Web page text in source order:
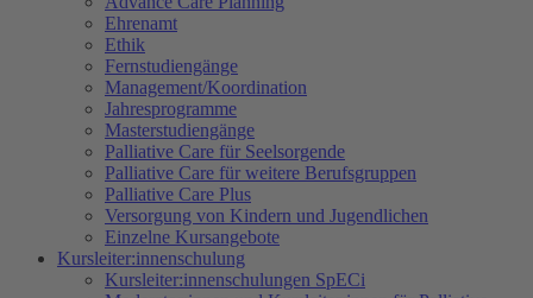
Ehrenamt
Ethik
Fernstudiengänge
Management/Koordination
Jahresprogramme
Masterstudiengänge
Palliative Care für Seelsorgende
Palliative Care für weitere Berufsgruppen
Palliative Care Plus
Versorgung von Kindern und Jugendlichen
Einzelne Kursangebote
Kursleiter:innenschulung
Kursleiter:innenschulungen SpECi